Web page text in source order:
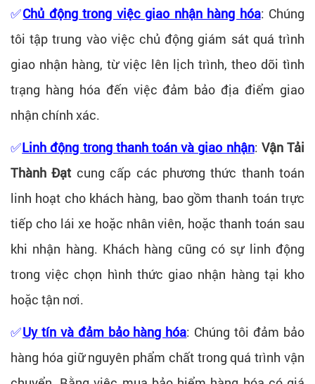
✅Chủ động trong việc giao nhận hàng hóa: Chúng
tôi tập trung vào việc chủ động giám sát quá trình
giao nhận hàng, từ việc lên lịch trình, theo dõi tình
trạng hàng hóa đến việc đảm bảo địa điểm giao
nhận chính xác.
✅Linh động trong thanh toán và giao nhận: Vận Tải
Thành Đạt cung cấp các phương thức thanh toán
linh hoạt cho khách hàng, bao gồm thanh toán trực
tiếp cho lái xe hoặc nhân viên, hoặc thanh toán sau
khi nhận hàng. Khách hàng cũng có sự linh động
trong việc chọn hình thức giao nhận hàng tại kho
hoặc tận nơi.
✅Uy tín và đảm bảo hàng hóa: Chúng tôi đảm bảo
hàng hóa giữ nguyên phẩm chất trong quá trình vận